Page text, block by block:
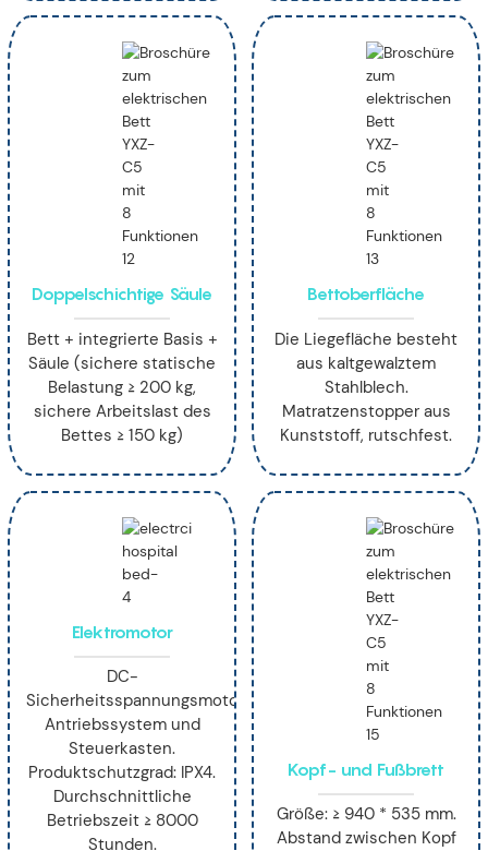
Doppelschichtige Säule
Bett + integrierte Basis +
Säule (sichere statische
Belastung ≥ 200 kg,
sichere Arbeitslast des
Bettes ≥ 150 kg)
Bettoberfläche
Die Liegefläche besteht
aus kaltgewalztem
Stahlblech.
Matratzenstopper aus
Kunststoff, rutschfest.
Elektromotor
DC-
Sicherheitsspannungsmotor-
Antriebssystem und
Steuerkasten.
Produktschutzgrad: IPX4.
Durchschnittliche
Betriebszeit ≥ 8000
Stunden.
Kopf- und Fußbrett
Größe: ≥ 940 * 535 mm.
Abstand zwischen Kopf